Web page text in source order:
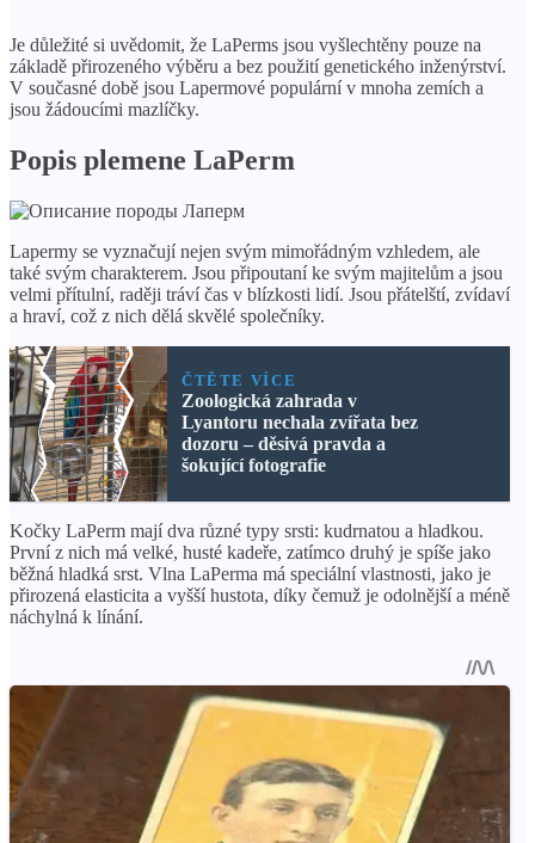
Je důležité si uvědomit, že LaPerms jsou vyšlechtěny pouze na
základě přirozeného výběru a bez použití genetického inženýrství.
V současné době jsou Lapermové populární v mnoha zemích a
jsou žádoucími mazlíčky.
Popis plemene LaPerm
Lapermy se vyznačují nejen svým mimořádným vzhledem, ale
také svým charakterem. Jsou připoutaní ke svým majitelům a jsou
velmi přítulní, raději tráví čas v blízkosti lidí. Jsou přátelští, zvídaví
a hraví, což z nich dělá skvělé společníky.
ČTĚTE VÍCE
Zoologická zahrada v
Lyantoru nechala zvířata bez
dozoru – děsivá pravda a
šokující fotografie
Kočky LaPerm mají dva různé typy srsti: kudrnatou a hladkou.
První z nich má velké, husté kadeře, zatímco druhý je spíše jako
běžná hladká srst. Vlna LaPerma má speciální vlastnosti, jako je
přirozená elasticita a vyšší hustota, díky čemuž je odolnější a méně
náchylná k línání.